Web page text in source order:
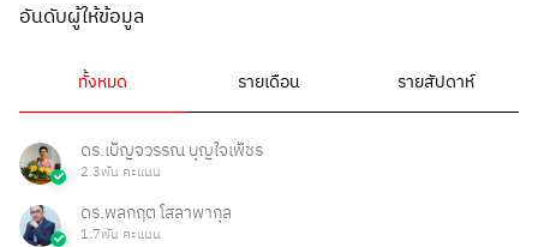
อันดับผู้ให้ข้อมูล
ทั้งหมด รายเดือน รายสัปดาห์
ดร.เบ็ญจวรรณ บุญใจเพ็ชร
2.3พัน คะแนน
ดร.พลกฤต โสลาพากุล
1.7พัน คะแนน